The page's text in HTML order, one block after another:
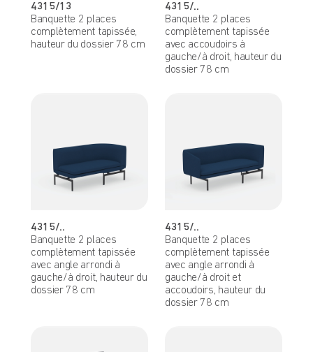
4315/13
Banquette 2 places
complètement tapissée,
hauteur du dossier 78 cm
4315/..
Banquette 2 places
complètement tapissée
avec accoudoirs à
gauche/à droit, hauteur du
dossier 78 cm
4315/..
Banquette 2 places
complètement tapissée
avec angle arrondi à
gauche/à droit, hauteur du
dossier 78 cm
4315/..
Banquette 2 places
complètement tapissée
avec angle arrondi à
gauche/à droit et
accoudoirs, hauteur du
dossier 78 cm